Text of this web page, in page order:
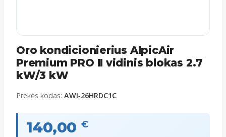
Oro kondicionierius AlpicAir
Premium PRO II vidinis blokas 2.7
kW/3 kW
Prekės kodas: AWI‑26HRDC1C
140,00 €